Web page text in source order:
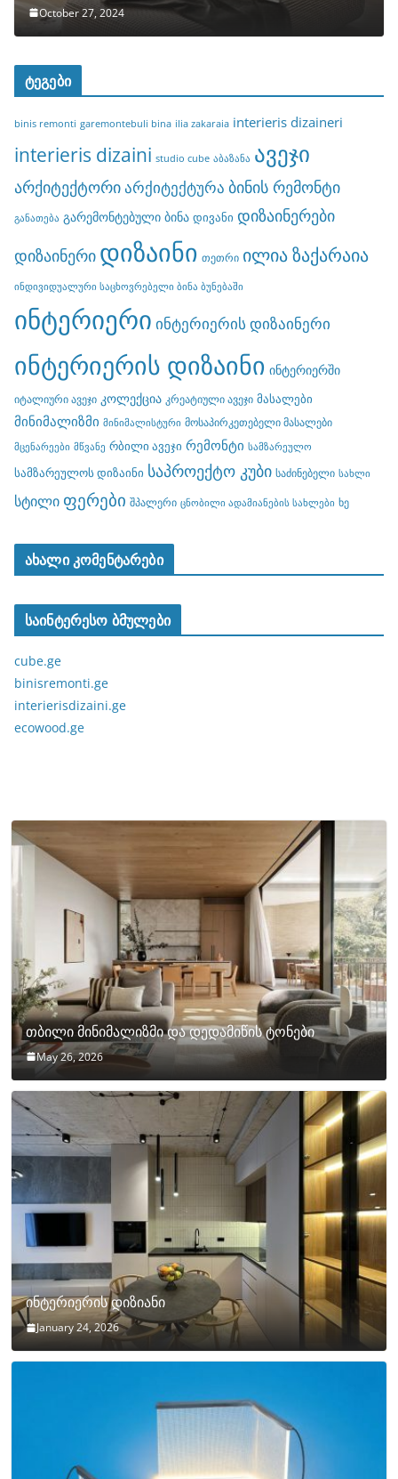
October 27, 2024
ტეგები
binis remonti garemontebuli bina ilia zakaraia interieris dizaineri
interieris dizaini studio cube აბაზანა ავეჯი
არქიტექტორიარქიტექტურა ბინის რემონტი
განათება გარემონტებული ბინა დივანი დიზაინერები
დიზაინერი დიზაინი თეთრი ილია ზაქარაია
ინდივიდუალური საცხოვრებელი ბინა ბუნებაში
ინტერიერი ინტერიერის დიზაინერი
ინტერიერის დიზაინი ინტერიერში
იტალიური ავეჯი კოლექცია კრეატიული ავეჯი მასალები
მინიმალიზმი მინიმალისტური მოსაპირკეთებელი მასალები
მცენარეები მწვანე რბილი ავეჯი რემონტი სამზარეულო
სამზარეულოს დიზაინი საპროექტო კუბი საძინებელი სახლი
სტილი ფერები შპალერი ცნობილი ადამიანების სახლები ხე
ახალი კომენტარები
საინტერესო ბმულები
cube.ge
binisremonti.ge
interierisdizaini.ge
ecowood.ge
თბილი მინიმალიზმი და დედამიწის ტონები
May 26, 2026
ინტერიერის დიზიანი
January 24, 2026